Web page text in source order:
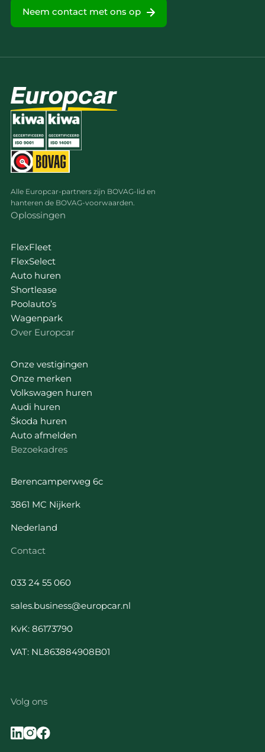
Neem contact met ons op
Alle Europcar-partners zijn BOVAG-lid en
hanteren de BOVAG-voorwaarden.
Oplossingen
FlexFleet
FlexSelect
Auto huren
Shortlease
Poolauto’s
Wagenpark
Over Europcar
Onze vestigingen
Onze merken
Volkswagen huren
Audi huren
Škoda huren
Auto afmelden
Bezoekadres
Berencamperweg 6c
3861 MC Nijkerk
Nederland
Contact
033 24 55 060
sales.business@europcar.nl
KvK: 86173790
VAT: NL863884908B01
Volg ons